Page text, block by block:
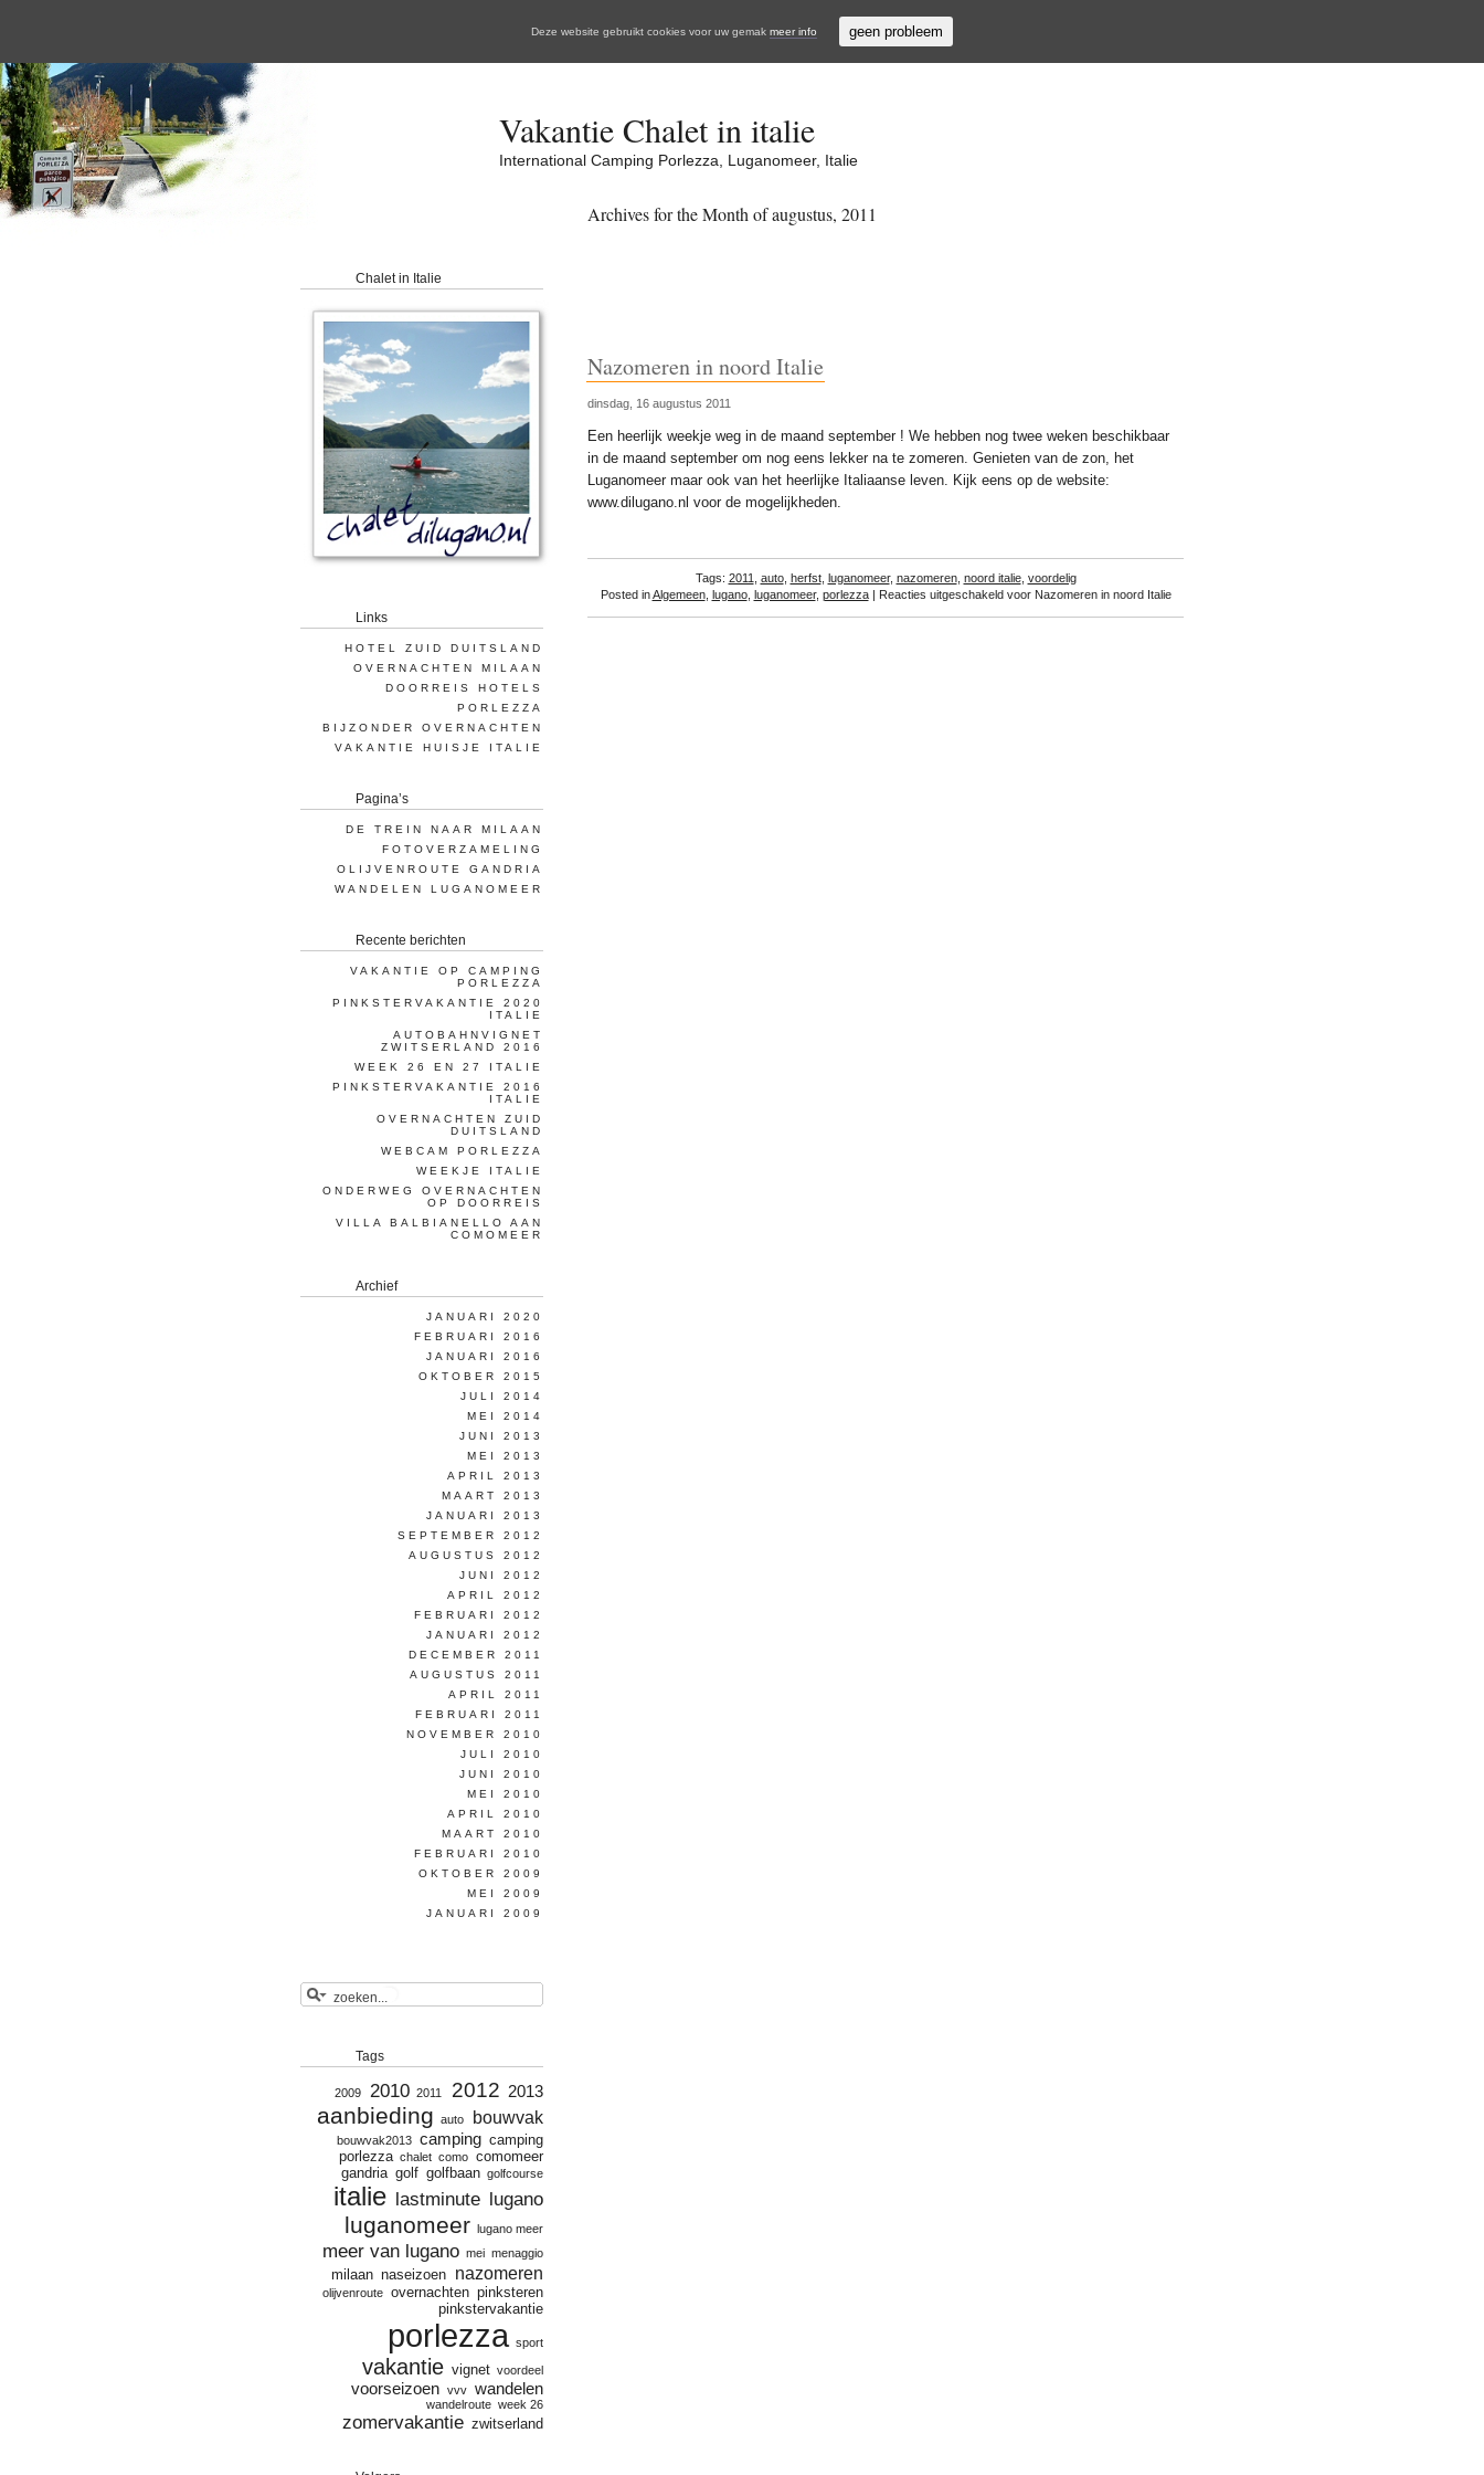
Vakantie Chalet in italie
International Camping Porlezza, Luganomeer, Italie
Archives for the Month of augustus, 2011
Nazomeren in noord Italie
dinsdag, 16 augustus 2011
Een heerlijk weekje weg in de maand september ! We hebben nog twee weken beschikbaar
in de maand september om nog eens lekker na te zomeren. Genieten van de zon, het
Luganomeer maar ook van het heerlijke Italiaanse leven. Kijk eens op de website:
www.dilugano.nl voor de mogelijkheden.
Tags: 2011 auto, herfst, luganomeer, nazomeren, noord italie, voordelig
Posted inAlgemeen, lugano, luganomeer, porlezza| Reacties uitgeschakeldvoor Nazomeren in noord Italie
Chalet in Italie
Links
HOTEL ZUID DUITSLAND
OVERNACHTEN MILAAN
DOORREIS HOTELS
PORLEZZA
BIJZONDER OVERNACHTEN
VAKANTIE HUISJE ITALIE
Pagina’s
DE TREIN NAAR MILAAN
FOTOVERZAMELING
OLIJVENROUTE GANDRIA
WANDELEN LUGANOMEER
Recente berichten
VAKANTIE OP CAMPING
PORLEZZA
PINKSTERVAKANTIE 2020
ITALIE
AUTOBAHNVIGNET
ZWITSERLAND 2016
WEEK 26 EN 27 ITALIE
PINKSTERVAKANTIE 2016
ITALIE
OVERNACHTEN ZUID
DUITSLAND
WEBCAM PORLEZZA
WEEKJE ITALIE
ONDERWEG OVERNACHTEN
OP DOORREIS
VILLA BALBIANELLO AAN
COMOMEER
Archief
JANUARI 2020
FEBRUARI 2016
JANUARI 2016
OKTOBER 2015
JULI 2014
MEI 2014
JUNI 2013
MEI 2013
APRIL 2013
MAART 2013
JANUARI 2013
SEPTEMBER 2012
AUGUSTUS 2012
JUNI 2012
APRIL 2012
FEBRUARI 2012
JANUARI 2012
DECEMBER 2011
AUGUSTUS 2011
APRIL 2011
FEBRUARI 2011
NOVEMBER 2010
JULI 2010
JUNI 2010
MEI 2010
APRIL 2010
MAART 2010
FEBRUARI 2010
OKTOBER 2009
MEI 2009
JANUARI 2009
Tags
2009 2010 2011 2012 2013
aanbieding auto bouwvak
bouwvak2013 camping camping
porlezza chalet como comomeer
gandria golf golfbaan golfcourse
italie lastminute lugano
luganomeer lugano meer
meer van lugano mei menaggio
milaan naseizoen nazomeren
olijvenroute overnachten pinksteren
pinkstervakantie
porlezza sport
vakantie vignet voordeel
voorseizoen vvv wandelen
wandelroute week 26
zomervakantie zwitserland
Deze website gebruikt cookies voor uw gemak meer info geen probleem